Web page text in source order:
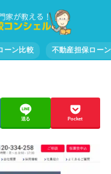
ーン比較 不動産担保ロー
送る Pocket